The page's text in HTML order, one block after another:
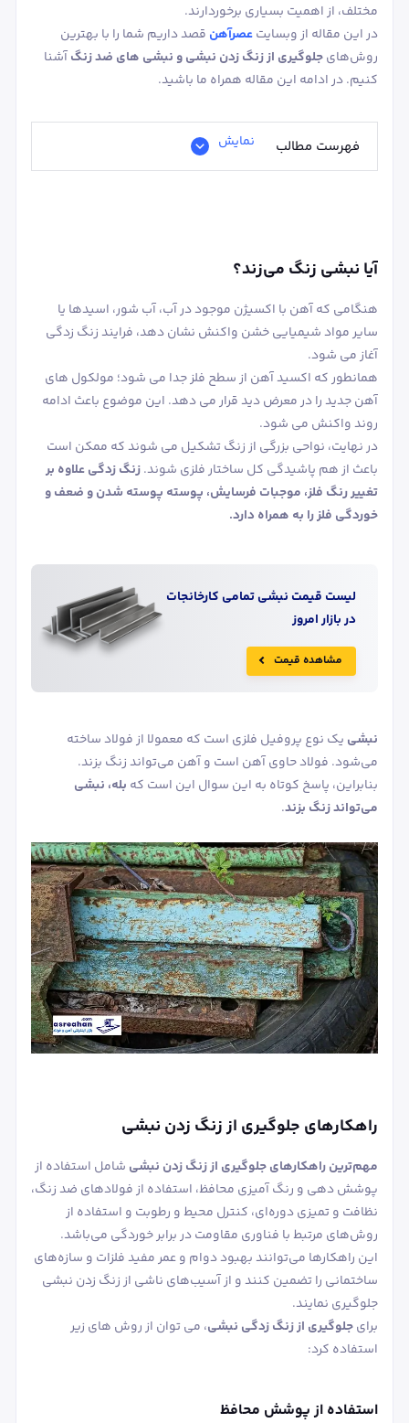
مختلف، از اهمیت بسیاری برخوردارند.
در این مقاله از وبسایتعصرآهن قصد داریم شما را با بهترین
روش‌هایجلوگیری از زنگ زدن نبشی و نبشی های ضد زنگآشنا
کنیم. در ادامه این مقاله همراه ما باشید.
فهرست مطالب نمایش
آیا نبشی زنگ می‌زند؟
هنگامی که آهن با اکسیژن موجود در آب، آب شور، اسیدها یا
سایر مواد شیمیایی خشن واکنش نشان دهد، فرایند زنگ زدگی
آغاز می شود.
همانطور که اکسید آهن از سطح فلز جدا می شود؛ مولکول های
آهن جدید را در معرض دید قرار می‌ دهد. این موضوع باعث ادامه
روند واکنش می شود.
در نهایت، نواحی بزرگی از زنگ تشکیل می شوند که ممکن است
باعث از هم پاشیدگی کل ساختار فلزی شوند.زنگ زدگی علاوه بر
تغییر رنگ فلز، موجبات فرسایش، پوسته پوسته شدن و ضعف و
خوردگی فلز را به همراه دارد.
لیست قیمت نبشیتمامی کارخانجات
در بازار امروز
مشاهده قیمت
نبشی یک نوع پروفیل فلزی است که معمولا از فولاد ساخته
می‌شود. فولاد حاوی آهن است و آهن می‌تواند زنگ بزند.
بنابراین، پاسخ کوتاه به این سوال این است که بله، نبشی
می‌تواند زنگ بزند.
راهکارهای جلوگیری از زنگ زدن نبشی
مهم‌ترین راهکارهای جلوگیری از زنگ زدن نبشی شامل استفاده از
پوشش ‌دهی و رنگ‌ آمیزی محافظ، استفاده از فولادهای ضد زنگ،
نظافت و تمیزی دوره‌ای، کنترل محیط و رطوبت و استفاده از
روش‌های مرتبط با فناوری مقاومت در برابر خوردگی می‌باشد.
این راهکارها می‌توانند بهبود دوام و عمر مفید فلزات و سازه‌های
ساختمانی را تضمین کنند و از آسیب‌های ناشی از زنگ زدن نبشی
جلوگیری نمایند.
برایجلوگیری از زنگ زدگی نبشی، می توان از روش های زیر
استفاده کرد:
استفاده از پوشش محافظ